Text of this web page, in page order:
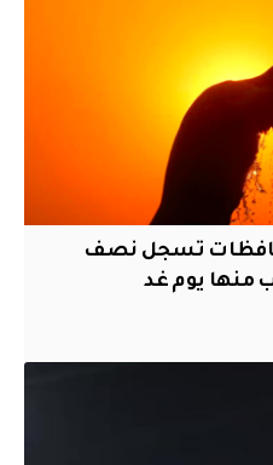
تسجل نصف
منها يوم غد